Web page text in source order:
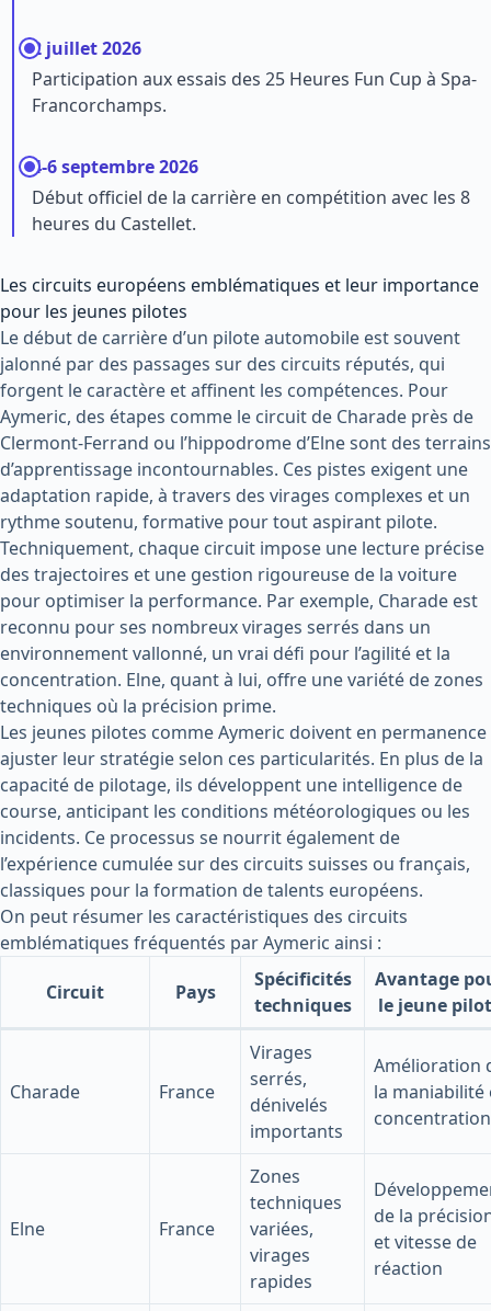
2 juillet 2026
Participation aux essais des 25 Heures Fun Cup à Spa-
Francorchamps.
4-6 septembre 2026
Début officiel de la carrière en compétition avec les 8
heures du Castellet.
Les circuits européens emblématiques et leur importance
pour les jeunes pilotes
Le début de carrière d’un pilote automobile est souvent
jalonné par des passages sur des circuits réputés, qui
forgent le caractère et affinent les compétences. Pour
Aymeric, des étapes comme le circuit de Charade près de
Clermont-Ferrand ou l’hippodrome d’Elne sont des terrains
d’apprentissage incontournables. Ces pistes exigent une
adaptation rapide, à travers des virages complexes et un
rythme soutenu, formative pour tout aspirant pilote.
Techniquement, chaque circuit impose une lecture précise
des trajectoires et une gestion rigoureuse de la voiture
pour optimiser la performance. Par exemple, Charade est
reconnu pour ses nombreux virages serrés dans un
environnement vallonné, un vrai défi pour l’agilité et la
concentration. Elne, quant à lui, offre une variété de zones
techniques où la précision prime.
Les jeunes pilotes comme Aymeric doivent en permanence
ajuster leur stratégie selon ces particularités. En plus de la
capacité de pilotage, ils développent une intelligence de
course, anticipant les conditions météorologiques ou les
incidents. Ce processus se nourrit également de
l’expérience cumulée sur des circuits suisses ou français,
classiques pour la formation de talents européens.
On peut résumer les caractéristiques des circuits
emblématiques fréquentés par Aymeric ainsi :
Circuit Pays
Spécificités
techniques
Avantage
le jeune
Charade France
Virages
serrés,
dénivelés
importants
Amélioration
la maniabilité
concentration
Elne France
Zones
techniques
variées,
virages
rapides
de la
et vitesse de
réaction